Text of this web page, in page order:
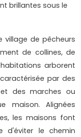
brillantes sous le
village de pêcheurs
de collines, de
arborent
par des
des marches ou
maison. Alignées
les maisons font
d'éviter le chemin